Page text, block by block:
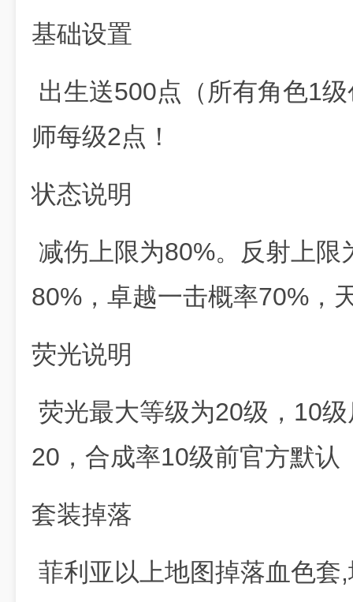
基础设置
出生送500点（所有角色1
师每级2点！
状态说明
减伤上限为80%。反射上限
80%，卓越一击概率70%，
荧光说明
荧光最大等级为20级，10
20，合成率10级前官方默认
套装掉落
菲利亚以上地图掉落血色